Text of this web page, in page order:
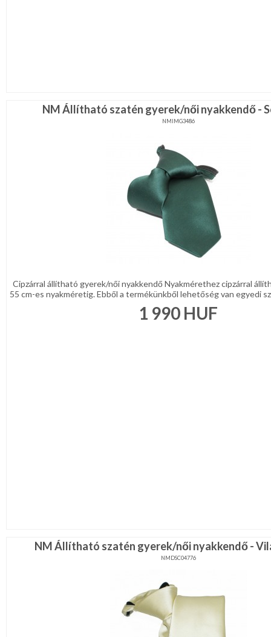
NM Állítható szatén gyerek/női nyakkendő -
NMIMG3486
Cipzárral állítható gyerek/női nyakkendő Nyakmérethez cipzárral
55 cm-es nyakméretig. Ebből a termékünkből lehetőség van egyedi
1 990 HUF
NM Állítható szatén gyerek/női nyakkendő -
NMDSC04776